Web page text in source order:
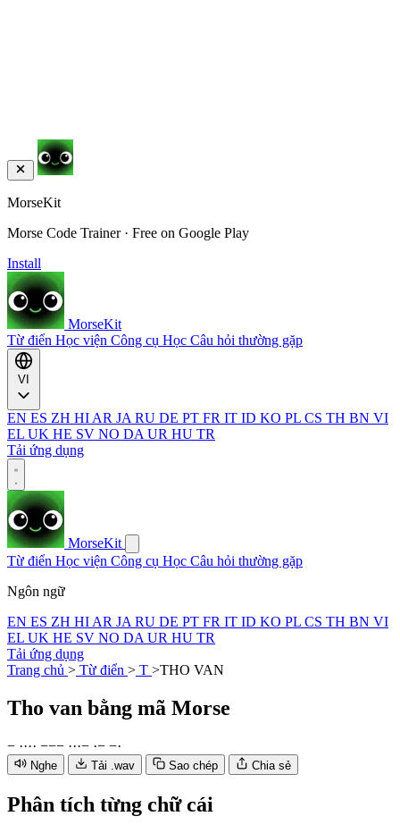
MorseKit
Morse Code Trainer · Free on Google Play
Install
MorseKit
Từ điển Học viện Công cụ Học Câu hỏi thường gặp
EN ES ZH HI AR JA RU DE PT FR IT ID KO PL CS TH BN VI
EL UK HE SV NO DA UR HU TR
Tải ứng dụng
MorseKit
Từ điển Học viện Công cụ Học Câu hỏi thường gặp
Ngôn ngữ
EN ES ZH HI AR JA RU DE PT FR IT ID KO PL CS TH BN VI
EL UK HE SV NO DA UR HU TR
Tải ứng dụng
Trang chủ > Từ điển > T >THO VAN
Tho van bằng mã Morse
− ···· −−− ···− ·− −·
Nghe Tải .wav Sao chép Chia sẻ
Phân tích từng chữ cái